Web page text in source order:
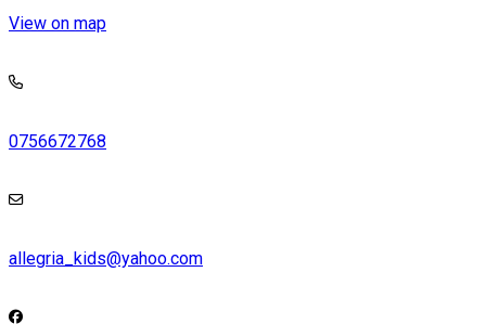
View on map
0756672768
allegria_kids@yahoo.com